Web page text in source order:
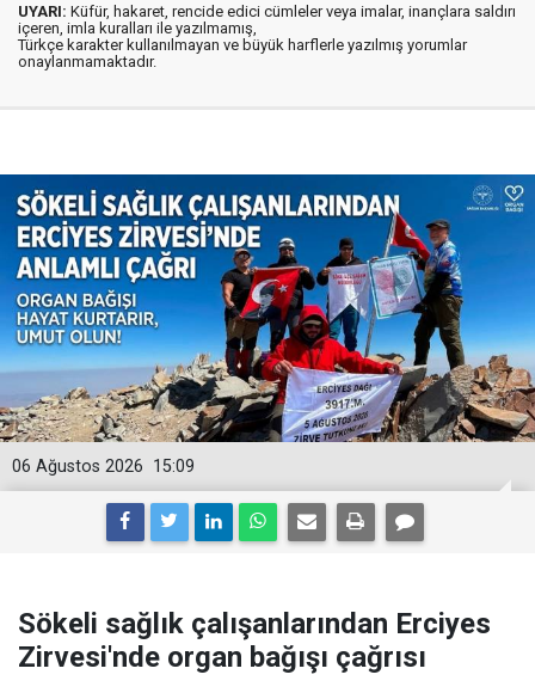
UYARI: Küfür, hakaret, rencide edici cümleler veya imalar, inançlara saldırı
içeren, imla kuralları ile yazılmamış,
Türkçe karakter kullanılmayan ve büyük harflerle yazılmış yorumlar
onaylanmamaktadır.
15:09
06 Ağustos 2026
Sökeli sağlık çalışanlarından Erciyes
Zirvesi'nde organ bağışı çağrısı